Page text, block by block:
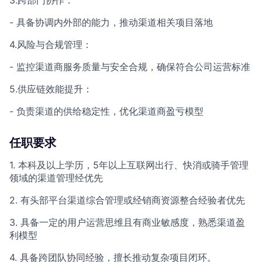
- 具备协调内外部的能力，推动渠道相关项目落地
4.风险与合规管理：
- 监控渠道商服务质量与安全合规，确保符合公司运营标准
5.供应链效能提升：
- 负责渠道的供给稳定性，优化渠道商盈亏模型
任职要求
1. 本科及以上学历，5年以上互联网出行、快消或骑手管理
领域的渠道管理经优先
2. 有头部平台渠道综合管理或经销商资源整合经验者优先
3. 具备一定的用户运营思维且有商业敏感度，熟悉渠道盈
利模型
4. 具备跨团队协同经验，擅长推动复杂项目闭环。